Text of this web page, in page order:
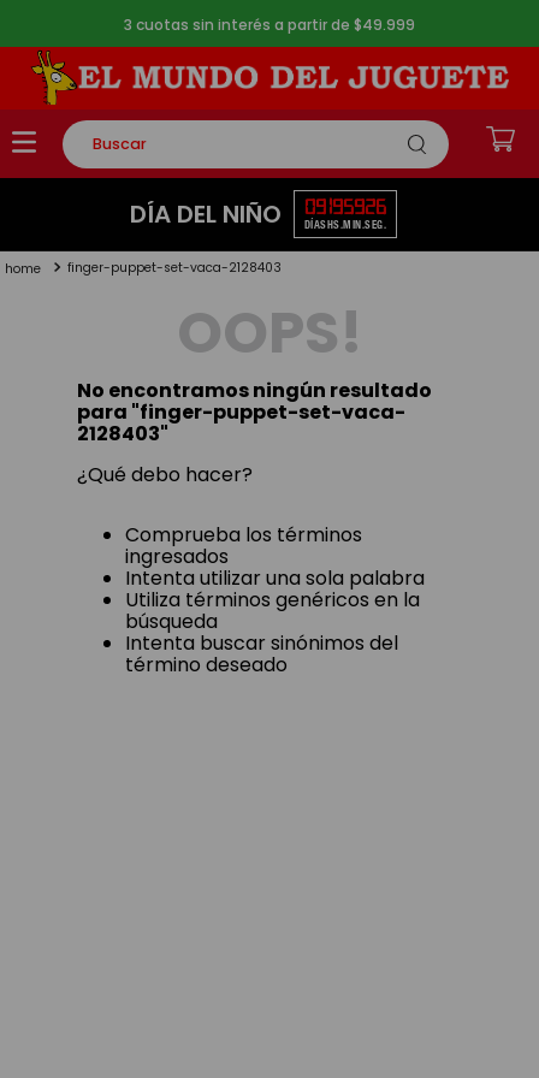
3 cuotas sin interés a partir de $49.999
Buscar
TÉRMINOS MÁS BUSCADOS
2.
lego
toy story
DÍA DEL NIÑO 09
DÍAS
19
HS.
59
MIN.
25
SEG.
finger-puppet-set-vaca-2128403
OOPS!
No encontramos ningún resultado
para "finger-puppet-set-vaca-
2128403"
¿Qué debo hacer?
Comprueba los términos
ingresados
Intenta utilizar una sola palabra
Utiliza términos genéricos en la
búsqueda
Intenta buscar sinónimos del
término deseado